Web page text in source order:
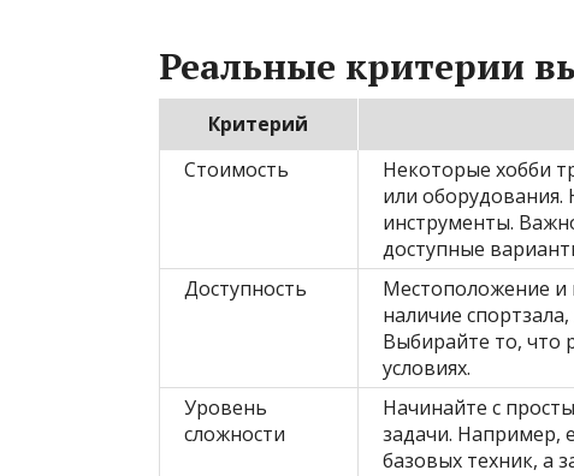
Реальные критерии
Критерий
Стоимость
Некоторые хобби
или
инструменты.
доступные
Доступность
Местоположение и
наличие
Выбирайте то, что
условиях.
Уровень
сложности
Начинайте с
задачи. Например,
базовых техник, а